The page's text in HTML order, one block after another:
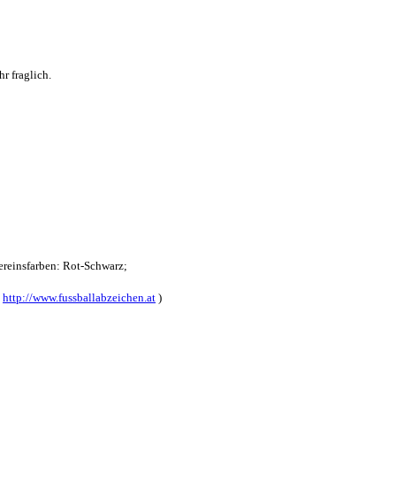
fraglich.
Rot-Schwarz;
http://www.fussballabzeichen.at )